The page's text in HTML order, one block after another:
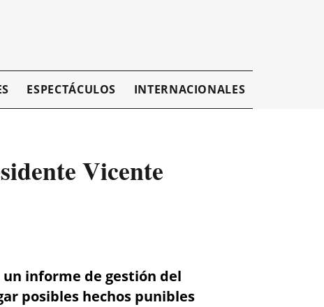
ESPECTÁCULOS INTERNACIONALES
Vicente
un informe de gestión del
posibles hechos punibles